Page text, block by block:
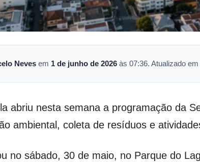
Neves em 1 de junho de 2026 às 07:36. Atualizado em
abriu nesta semana a programação da
ambiental, coleta de resíduos e
no sábado, 30 de maio, no Parque do